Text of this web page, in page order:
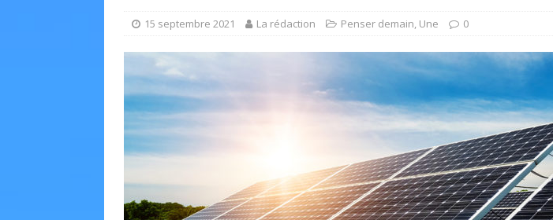
15 septembre 2021 La rédaction Penser demain, Une 0